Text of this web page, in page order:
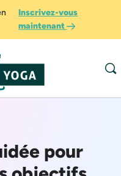
Inscrivez-vous
maintenant
pour